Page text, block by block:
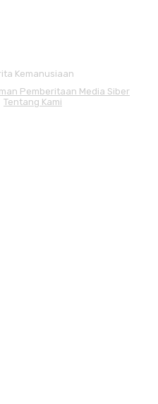
Kemanusiaan
Pemberitaan Media Siber
Tentang Kami